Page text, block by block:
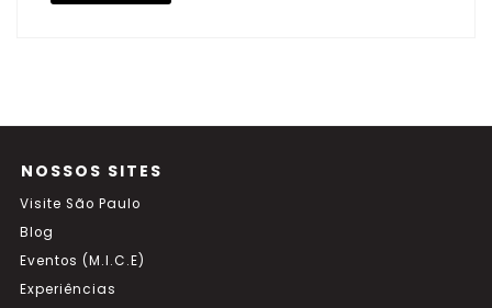
NOSSOS SITES
Visite São Paulo
Blog
Eventos (M.I.C.E)
Experiências